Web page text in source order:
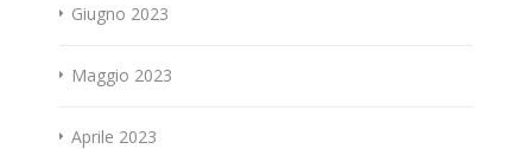
Giugno 2023
Maggio 2023
Aprile 2023